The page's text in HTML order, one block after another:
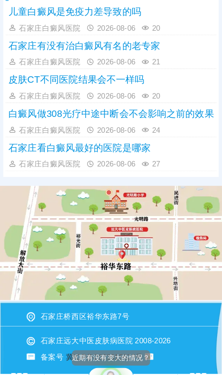
儿童白癜风是免疫力差导致的吗
石家庄白癜风医院 2026-08-06 20
石家庄有没有治白癜风有名的老专家
石家庄白癜风医院 2026-08-06 21
皮肤CT不同医院结果会不一样吗
石家庄白癜风医院 2026-08-06 20
白癜风做308光疗中途中断会不会影响之前的效果
石家庄白癜风医院 2026-08-06 24
石家庄看白癜风最好的医院是哪家
石家庄白癜风医院 2026-08-06 27
石家庄桥西区裕华东路7号
石家庄远大中医皮肤病医院 2008-2026
备案号 冀ICP备2023015620号
近期有没有变大的情况？